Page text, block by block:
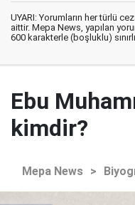
UYARI: Yorumların her türlü
aittir. Mepa News, yapılan
600 karakterle (boşluklu)
Ebu
kimdir?
Mepa News >